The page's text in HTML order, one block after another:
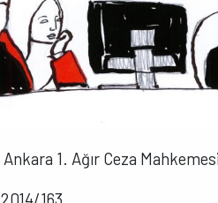
Ankara 1. Ağır Ceza